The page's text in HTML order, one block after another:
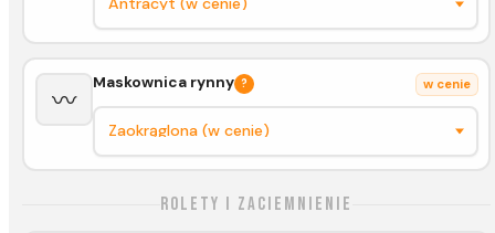
〰️
Maskownica rynny ? w cenie
Rolety i zaciemnienie